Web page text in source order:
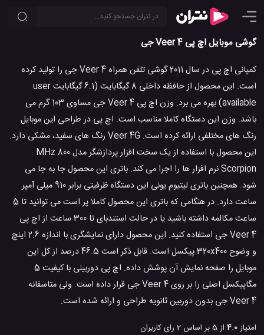
گوشی موبایل اچ پی Veer 4 جی
کمپانی اچ پی در سال 2011 گوشی تلفن همراه Veer 4 جی را تولید کرده
است. این محصول از حافظه داخلی 8 گیگابایت (6.1 گیگابایت user
available) بهره می برد. وزن اچ پی Veer 4 جی مساوی 103 گرم می
باشد. وزن این دستگاه کاملا مناسب است. اچ پی در طراحی این موبایل
رنگ های مختلفی ارائه کرده است. Veer 4G رنگ های سفید، مشکی دارد.
این محصول با استفاده از یک سخت افزار پردازشگر مدل 800 MHz
Scorpion نرم افزار ها را اجرا می کند. باتری این محصول جا به جا می
شود. همچنین باتری لیتیوم یونی این دستگاه ظرفیتی برابر 910 میلی آمپر
ساعت دارد. در هنگامی که باتری این محصول کاملا پر است می توانید تا 5
ساعت مکالمه داشته باشید یا در حالت استندبای تا 300 ساعت از اچ پی
Veer 4 جی استفاده کنید. این محصول دارای نمایشگری با اندازه 2.6 اینچ
و وضوح 320x400 پیکسل است. قابل ذکر است 46.5 درصد از کل این
موبایل را صفحه نمایش آن پوشش داده. اچ پی دوربینی با کیفیت 5
مگاپیکسل اصلی را بر روی Veer 4 جی قرار داده است. ولی متاسفانه
Veer 4 جی بدون دوربین ثانویه طراحی و ارائه شده است.
امتیاز4.0 از 5 بر اساس 2 رای کاربران